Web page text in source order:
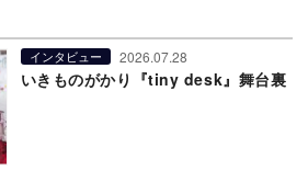
インタビュー 2026.07.28
いきものがかり『tiny desk』舞台裏